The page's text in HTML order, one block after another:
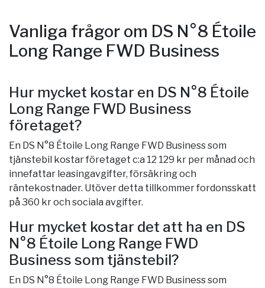
Vanliga frågor om DS N°8 Étoile
Long Range FWD Business
Hur mycket kostar en DS N°8 Étoile
Long Range FWD Business
företaget?
En DS N°8 Étoile Long Range FWD Business som
tjänstebil kostar företaget c:a 12 129 kr per månad och
innefattar leasingavgifter, försäkring och
räntekostnader. Utöver detta tillkommer fordonsskatt
på 360 kr och sociala avgifter.
Hur mycket kostar det att ha en DS
N°8 Étoile Long Range FWD
Business som tjänstebil?
En DS N°8 Étoile Long Range FWD Business som